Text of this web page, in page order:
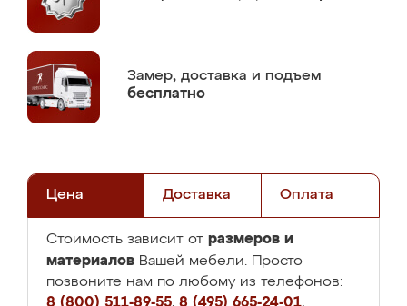
Замер, доставка и подъем
бесплатно
Цена Доставка Оплата
Стоимость зависит от размеров и
материалов Вашей мебели. Просто
позвоните нам по любому из телефонов: